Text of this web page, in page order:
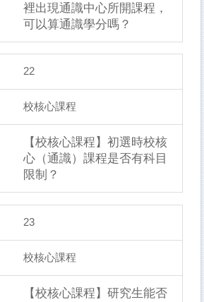
裡出現通識中心所開課程，
可以算通識學分嗎？
22
校核心課程
【校核心課程】初選時校核
心（通識）課程是否有科目
限制？
23
校核心課程
【校核心課程】研究生能否